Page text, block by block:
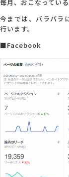
スタッフ紹介
最新ブログ
会社概要
アクセス
採用情報
毎月、おこなってい
今までは、バラバラ
行います。
■Facebook